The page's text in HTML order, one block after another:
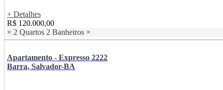
+ Detalhes
R$ 120.000,00
× 2 Quartos 2 Banheiros ×
Apartamento - Expresso 2222
Barra, Salvador-BA